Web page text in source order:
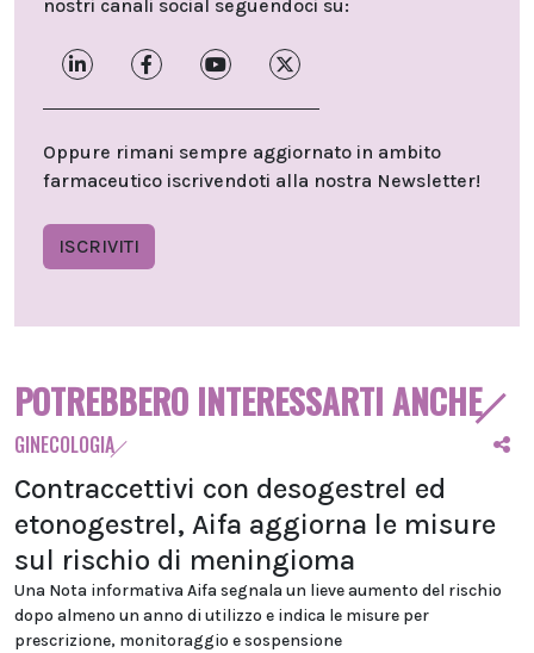
nostri canali social seguendoci su:
Oppure rimani sempre aggiornato in ambito
farmaceutico iscrivendoti alla nostra Newsletter!
ISCRIVITI
POTREBBERO INTERESSARTI ANCHE
GINECOLOGIA
Contraccettivi con desogestrel ed
etonogestrel, Aifa aggiorna le misure
sul rischio di meningioma
Una Nota informativa Aifa segnala un lieve aumento del rischio
dopo almeno un anno di utilizzo e indica le misure per
prescrizione, monitoraggio e sospensione